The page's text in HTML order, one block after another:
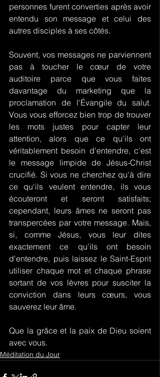
personnes furent converties après avoir
entendu son message et celui des
autres disciples à ses côtés.
Souvent, vos messages ne parviennent
pas à toucher le cœur de votre
auditoire parce que vous faites
davantage du marketing que la
proclamation de l'Évangile du salut.
Vous vous efforcez bien trop de trouver
les mots justes pour capter leur
attention, alors que ce qu'ils ont
véritablement besoin d'entendre, c'est
le message limpide de Jésus-Christ
crucifié. Si vous ne cherchez qu'à dire
ce qu'ils veulent entendre, ils vous
écouteront et seront satisfaits;
cependant, leurs âmes ne seront pas
transpercées par votre message. Mais,
si, comme Jésus, vous leur dites
exactement ce qu'ils ont besoin
d'entendre, puis laissez le Saint-Esprit
utiliser chaque mot et chaque phrase
sortant de vos lèvres pour susciter la
conviction dans leurs cœurs, vous
sauverez leur âme.
Que la grâce et la paix de Dieu soient
avec vous.
Méditation du Jour